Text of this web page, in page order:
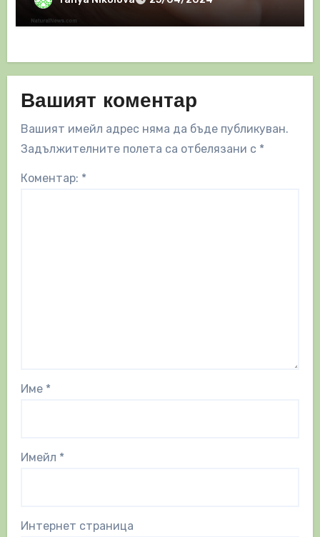
Вашият коментар
Вашият имейл адрес няма да бъде публикуван.
Задължителните полета са отбелязани с *
Коментар: *
Име *
Имейл *
Интернет страница